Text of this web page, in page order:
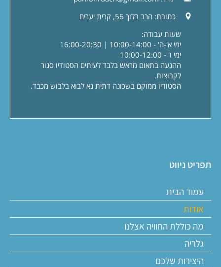
כתובת: הרב בלוך 56, קרית יערים
שעות עבודה:
ימי א'-ה' - 10:00-14:00 | 16:00-20:30
ימי ו' - 10:00-12:00
ההגעה בתאום מראש בלבד לעיתים הסטודיו סגור
לקבוצות.
הסטודיו ממוקם בשכונה דתית נא לבוא בלבוש מכבד.
תפריט ניווט
עמוד הבית
אודות
מה כוללת החוויה אצלנו
גלריה
היצירות שלכם